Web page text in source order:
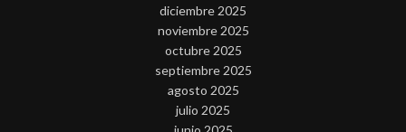
diciembre 2025
noviembre 2025
octubre 2025
septiembre 2025
agosto 2025
julio 2025